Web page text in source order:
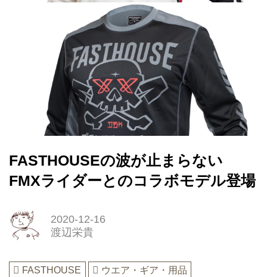
FASTHOUSEの波が止まらない
FMXライダーとのコラボモデル登場
2020-12-16
渡辺栄貴
FASTHOUSE ウエア・ギア・用品